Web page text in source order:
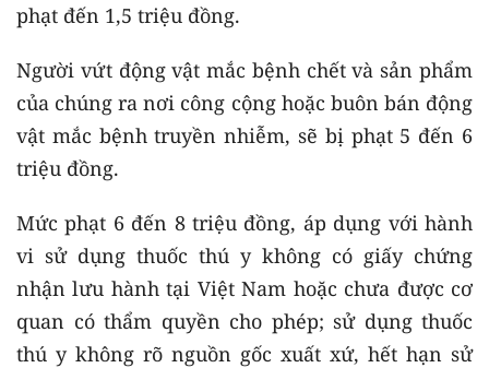
phạt đến 1,5 triệu đồng.
Người vứt động vật mắc bệnh chết và sản phẩm
của chúng ra nơi công cộng hoặc buôn bán động
vật mắc bệnh truyền nhiễm, sẽ bị phạt 5 đến 6
triệu đồng.
Mức phạt 6 đến 8 triệu đồng, áp dụng với hành
vi sử dụng thuốc thú y không có giấy chứng
nhận lưu hành tại Việt Nam hoặc chưa được cơ
quan có thẩm quyền cho phép; sử dụng thuốc
thú y không rõ nguồn gốc xuất xứ, hết hạn sử